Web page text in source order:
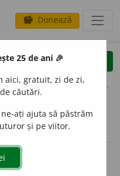
savings Donează
clear
opțiuni
25 de ani 🎉
aici, gratuit, zi de zi,
căutări.
ați ajuta să păstrăm
și pe viitor.